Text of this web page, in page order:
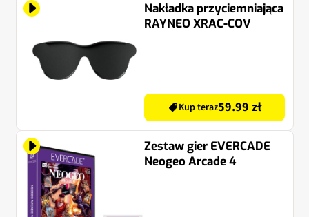
Nakładka przyciemniająca
RAYNEO XRAC-COV
Kup teraz59.99 zł
Zestaw gier EVERCADE
Neogeo Arcade 4